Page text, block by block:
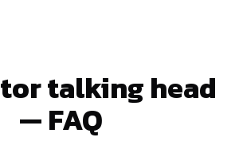
talking head
— FAQ